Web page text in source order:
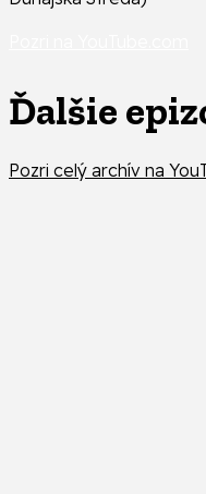
Ďalšie
Pozri celý archív na